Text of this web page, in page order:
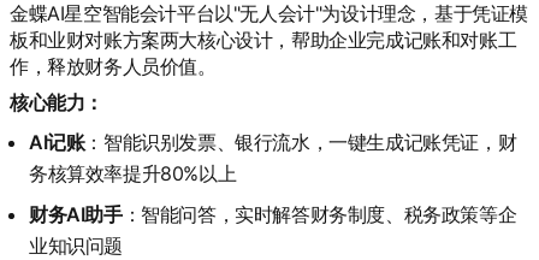
金蝶AI星空智能会计平台以"无人会计"为设计理念，基于凭证模
板和业财对账方案两大核心设计，帮助企业完成记账和对账工
作，释放财务人员价值。
核心能力：
AI记账：智能识别发票、银行流水，一键生成记账凭证，财
务核算效率提升80%以上
财务AI助手：智能问答，实时解答财务制度、税务政策等企
业知识问题